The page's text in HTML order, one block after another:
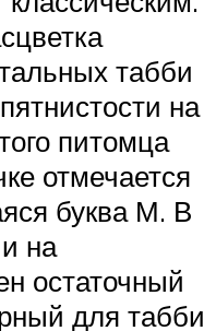
табби
на
питомца
отмечается
буква М. В
на
остаточный
для табби